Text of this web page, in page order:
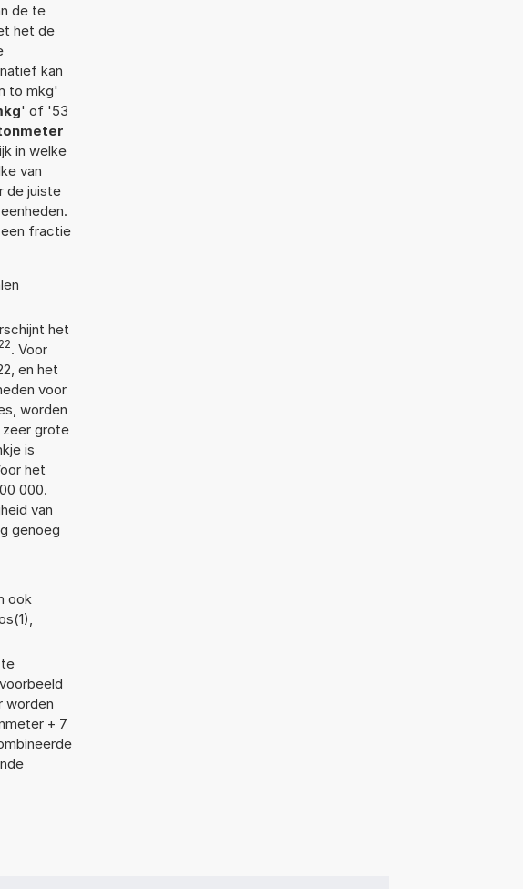
de te
het de
kan
to mkg'
' of '53
in welke
van
de juiste
fractie
het
22. Voor
en het
voor
worden
zeer grote
is
het
000.
van
genoeg
ook
worden
+ 7